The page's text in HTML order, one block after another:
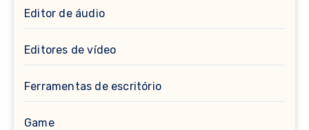
Editor de áudio
Editores de vídeo
Ferramentas de escritório
Game